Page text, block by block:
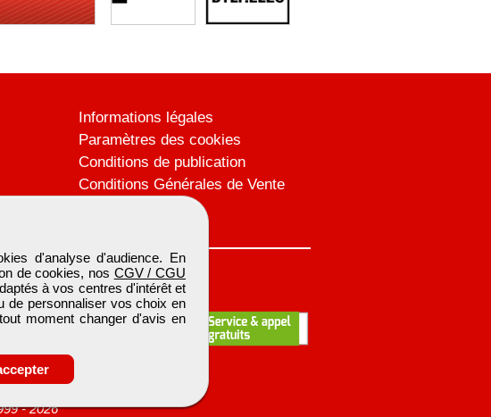
d'analyse d'audience. En
de cookies, nos CGV / CGU
à vos centres d'intérêt et
de personnaliser vos choix en
moment changer d'avis en
Informations légales
Paramètres des cookies
Conditions de publication
Conditions Générales de Vente
- 2026